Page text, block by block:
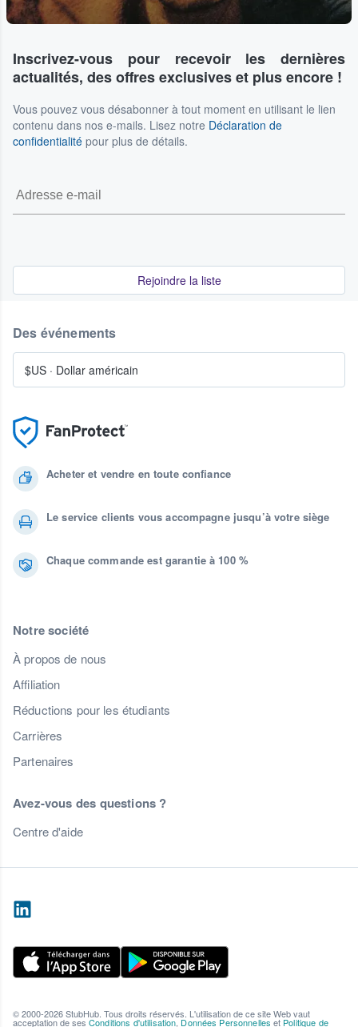
Inscrivez-vous pour recevoir les dernières
actualités, des offres exclusives et plus encore !
Vous pouvez vous désabonner à tout moment en utilisant le lien
contenu dans nos e-mails. Lisez notre Déclaration de
confidentialité pour plus de détails.
Rejoindre la liste
Acheter et vendre en toute confiance
Le service clients vous accompagne jusqu’à votre siège
Chaque commande est garantie à 100 %
Notre société
À propos de nous
Affiliation
Réductions pour les étudiants
Carrières
Partenaires
Avez-vous des questions ?
Centre d'aide
Des événements
$US · Dollar américain
© 2000-2026 StubHub. Tous droits réservés. L'utilisation de ce site Web vaut
acceptation de ses Conditions d'utilisation, Données Personnelles et Politique de